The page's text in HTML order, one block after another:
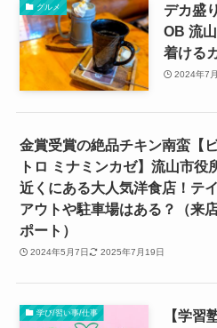
グルメ
デカ盛
OB 流
着ける
2024年7
金賞受賞の絶品チキン南蛮【
トロ ミナミンカゼ】流山市役
近くにある大人気洋食店！テ
アウトや駐車場はある？（来
ポート）
2024年5月7日 2025年7月19日
学び/習い事/仕事
【学習